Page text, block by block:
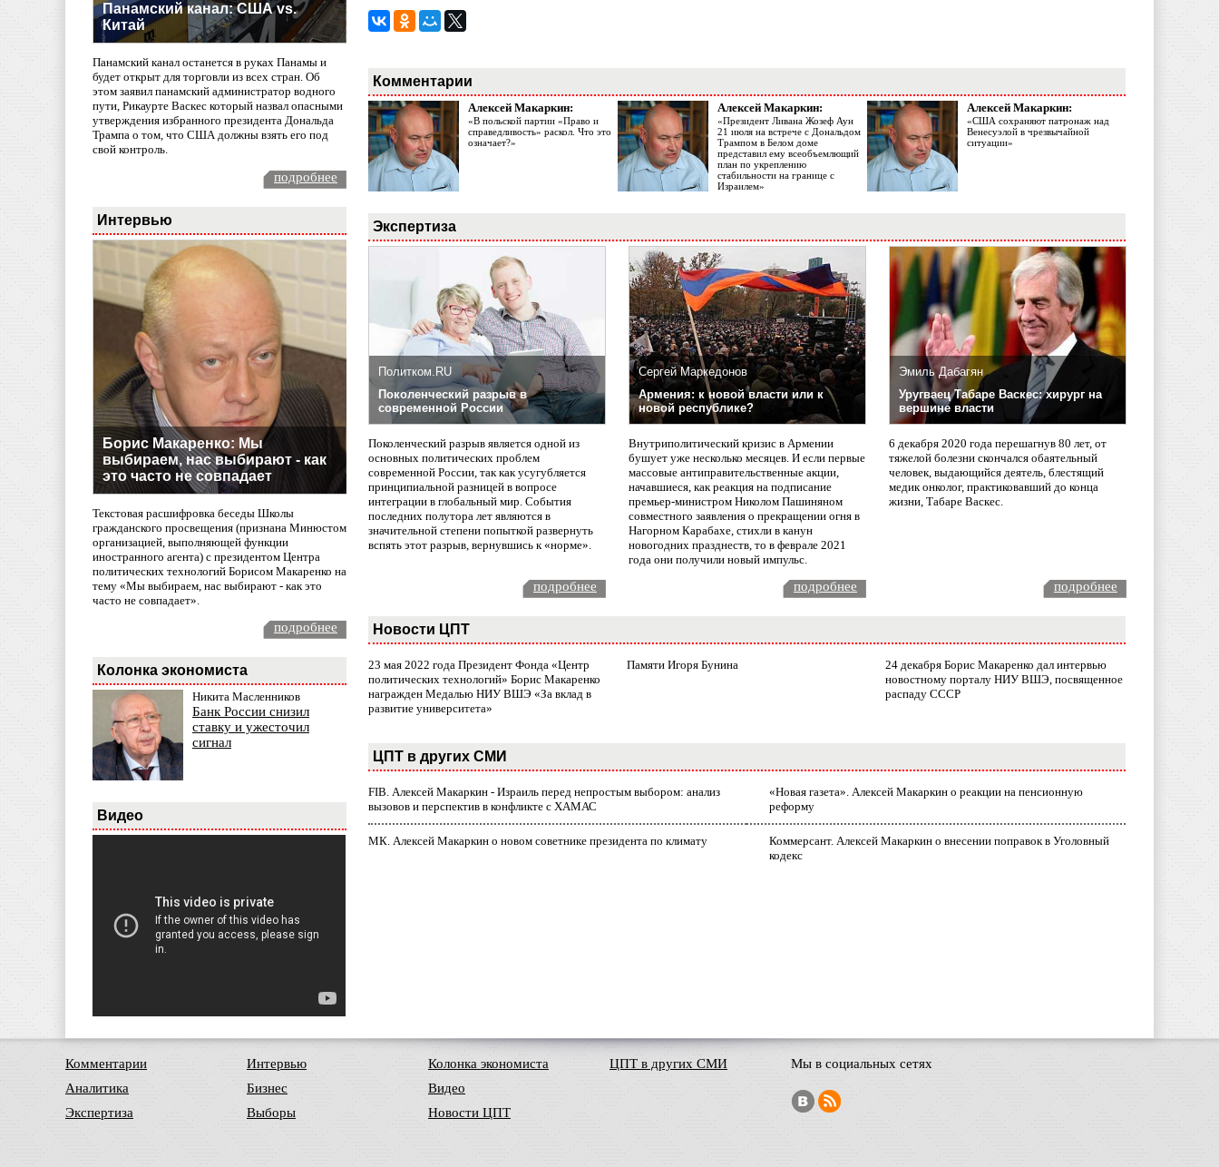
Панамский канал: США vs.
Китай
Панамский канал останется в руках Панамы и
будет открыт для торговли из всех стран. Об
этом заявил панамский администратор водного
пути, Рикаурте Васкес который назвал опасными
утверждения избранного президента Дональда
Трампа о том, что США должны взять его под
свой контроль.
подробнее
Интервью
Борис Макаренко: Мы
выбираем, нас выбирают - как
это часто не совпадает
Текстовая расшифровка беседы Школы
гражданского просвещения (признана Минюстом
организацией, выполняющей функции
иностранного агента) с президентом Центра
политических технологий Борисом Макаренко на
тему «Мы выбираем, нас выбирают - как это
часто не совпадает».
подробнее
Колонка экономиста
Никита Масленников
Банк России снизил
ставку и ужесточил
сигнал
Видео
Комментарии
Алексей Макаркин:
«В польской партии «Право и
справедливость» раскол. Что это
означает?»
Алексей Макаркин:
«Президент Ливана Жозеф Аун
21 июля на встрече с Дональдом
Трампом в Белом доме
представил ему всеобъемлющий
план по укреплению
стабильности на границе с
Израилем»
Алексей Макаркин:
«США сохраняют патронаж над
Венесуэлой в чрезвычайной
ситуации»
Экспертиза
Политком.RU
Поколенческий разрыв в
современной России
Поколенческий разрыв является одной из
основных политических проблем
современной России, так как усугубляется
принципиальной разницей в вопросе
интеграции в глобальный мир. События
последних полутора лет являются в
значительной степени попыткой развернуть
вспять этот разрыв, вернувшись к «норме».
Сергей Маркедонов
Армения: к новой власти или к
новой республике?
Внутриполитический кризис в Армении
бушует уже несколько месяцев. И если первые
массовые антиправительственные акции,
начавшиеся, как реакция на подписание
премьер-министром Николом Пашиняном
совместного заявления о прекращении огня в
Нагорном Карабахе, стихли в канун
новогодних празднеств, то в феврале 2021
года они получили новый импульс.
Эмиль Дабагян
Уругваец Табаре Васкес: хирург на
вершине власти
6 декабря 2020 года перешагнув 80 лет, от
тяжелой болезни скончался обаятельный
человек, выдающийся деятель, блестящий
медик онколог, практиковавший до конца
жизни, Табаре Васкес.
подробнее подробнее подробнее
Новости ЦПТ
23 мая 2022 года Президент Фонда «Центр
политических технологий» Борис Макаренко
награжден Медалью НИУ ВШЭ «За вклад в
развитие университета»
Памяти Игоря Бунина
24 декабря Борис Макаренко дал интервью
новостному порталу НИУ ВШЭ, посвященное
распаду СССР
ЦПТ в других СМИ
FIB. Алексей Макаркин - Израиль перед непростым выбором: анализ
вызовов и перспектив в конфликте с ХАМАС
«Новая газета». Алексей Макаркин о реакции на пенсионную
реформу
МК. Алексей Макаркин о новом советнике президента по климату
Коммерсант. Алексей Макаркин о внесении поправок в Уголовный
кодекс
Комментарии
Аналитика
Экспертиза
Интервью
Бизнес
Выборы
Колонка экономиста
Видео
Новости ЦПТ
ЦПТ в других СМИ Мы в социальных сетях